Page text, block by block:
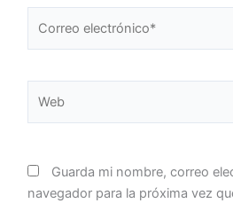
electrónico*
Guarda mi nombre, correo
navegador para la próxima vez